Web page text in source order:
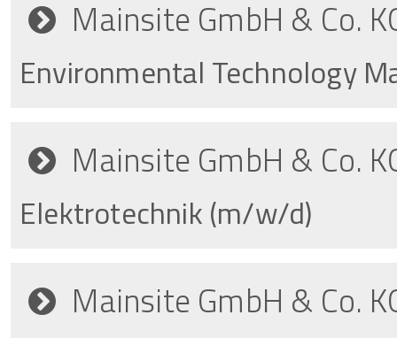
Mainsite GmbH & Co.
Environmental Technology
Mainsite GmbH & Co.
Elektrotechnik (m/w/d)
Mainsite GmbH & Co.